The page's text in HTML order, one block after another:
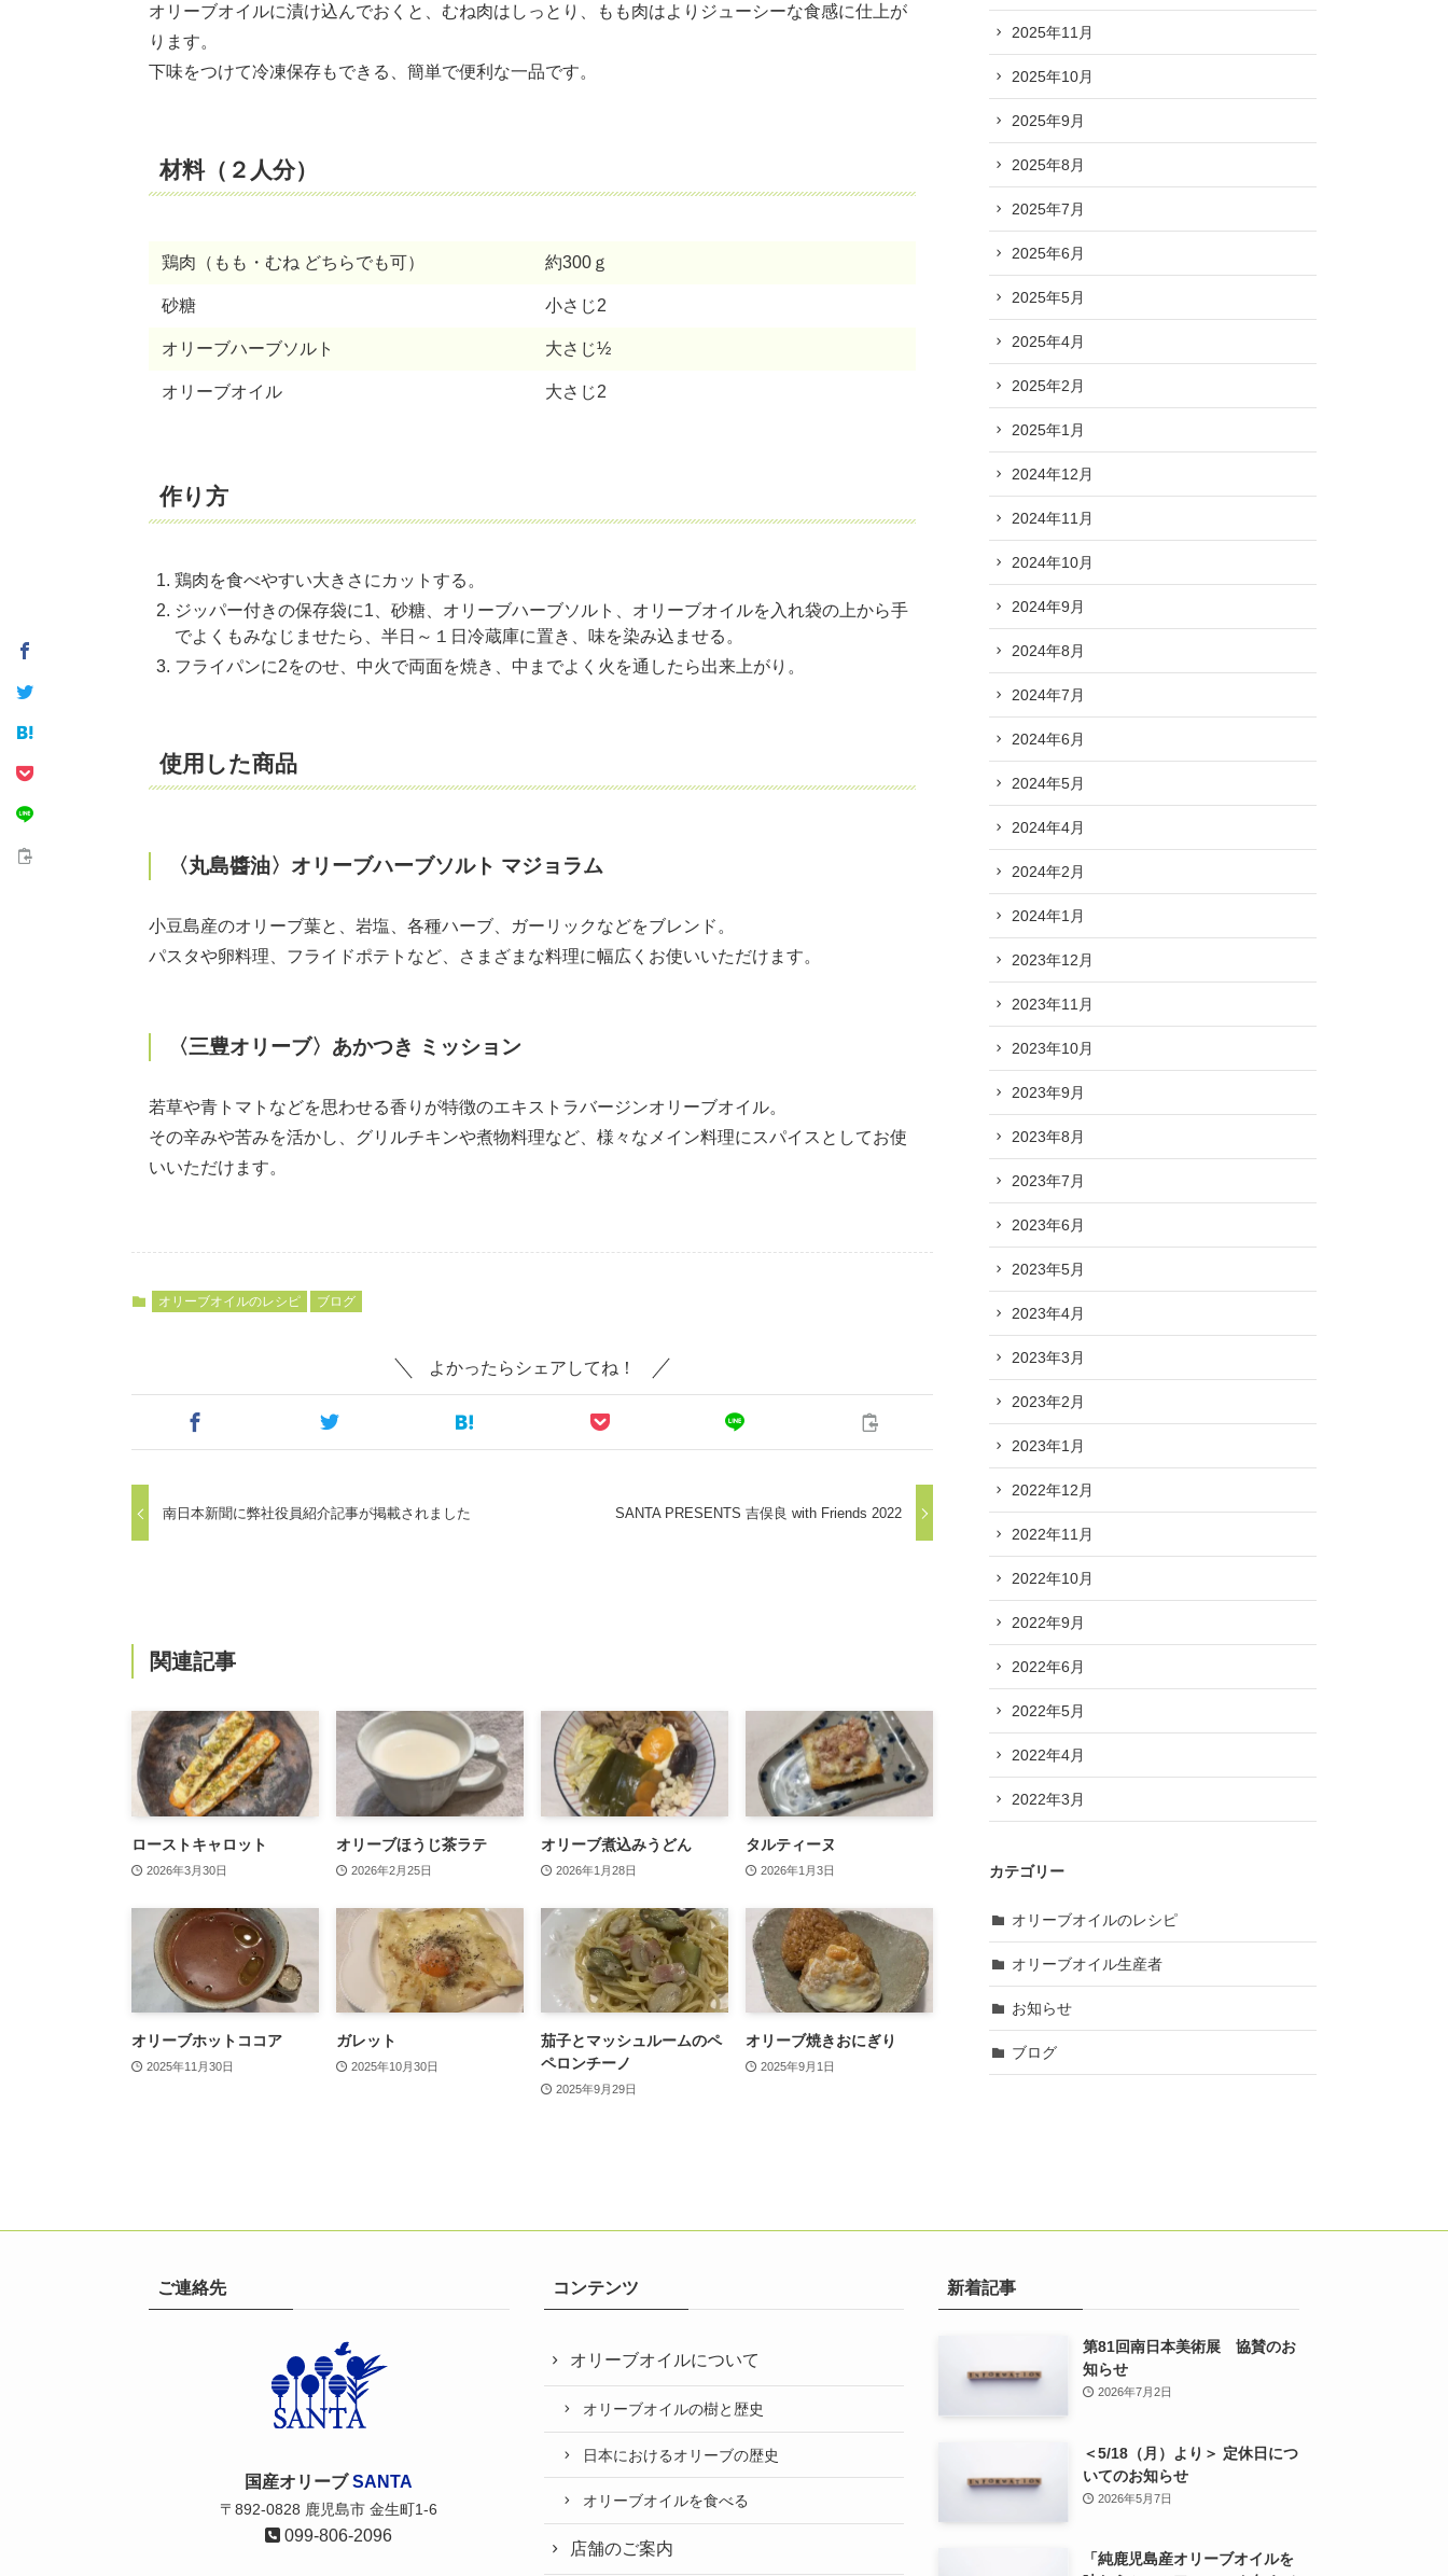
オリーブオイルに漬け込んでおくと、むね肉はしっとり、もも肉はよりジューシーな食感に仕上が
ります。
下味をつけて冷凍保存もできる、簡単で便利な一品です。
材料（２人分）
鶏肉（もも・むね どちらでも可） 約300ｇ
砂糖 小さじ2
オリーブハーブソルト 大さじ½
オリーブオイル 大さじ2
作り方
鶏肉を食べやすい大きさにカットする。
ジッパー付きの保存袋に1、砂糖、オリーブハーブソルト、オリーブオイルを入れ袋の上から手
でよくもみなじませたら、半日～１日冷蔵庫に置き、味を染み込ませる。
フライパンに2をのせ、中火で両面を焼き、中までよく火を通したら出来上がり。
使用した商品
〈丸島醬油〉オリーブハーブソルト マジョラム
小豆島産のオリーブ葉と、岩塩、各種ハーブ、ガーリックなどをブレンド。
パスタや卵料理、フライドポテトなど、さまざまな料理に幅広くお使いいただけます。
〈三豊オリーブ〉あかつき ミッション
若草や青トマトなどを思わせる香りが特徴のエキストラバージンオリーブオイル。
その辛みや苦みを活かし、グリルチキンや煮物料理など、様々なメイン料理にスパイスとしてお使
いいただけます。
オリーブオイルのレシピ ブログ
よかったらシェアしてね！
南日本新聞に弊社役員紹介記事が掲載されました SANTA PRESENTS 吉俣良 with Friends 2022
関連記事
ローストキャロット
2026年3月30日
オリーブほうじ茶ラテ
2026年2月25日
オリーブ煮込みうどん
2026年1月28日
タルティーヌ
2026年1月3日
オリーブホットココア
2025年11月30日
ガレット
2025年10月30日
茄子とマッシュルームのペ
ペロンチーノ
2025年9月29日
オリーブ焼きおにぎり
2025年9月1日
2025年11月
2025年10月
2025年9月
2025年8月
2025年7月
2025年6月
2025年5月
2025年4月
2025年2月
2025年1月
2024年12月
2024年11月
2024年10月
2024年9月
2024年8月
2024年7月
2024年6月
2024年5月
2024年4月
2024年2月
2024年1月
2023年12月
2023年11月
2023年10月
2023年9月
2023年8月
2023年7月
2023年6月
2023年5月
2023年4月
2023年3月
2023年2月
2023年1月
2022年12月
2022年11月
2022年10月
2022年9月
2022年6月
2022年5月
2022年4月
2022年3月
カテゴリー
オリーブオイルのレシピ
オリーブオイル生産者
お知らせ
ブログ
ご連絡先
国産オリーブSANTA
〒892-0828 鹿児島市 金生町1-6
099-806-2096
コンテンツ
オリーブオイルについて
オリーブオイルの樹と歴史
日本におけるオリーブの歴史
オリーブオイルを食べる
店舗のご案内
新着記事
第81回南日本美術展 協賛のお
知らせ
2026年7月2日
＜5/18（月）より＞ 定休日につ
いてのお知らせ
2026年5月7日
「純鹿児島産オリーブオイルを